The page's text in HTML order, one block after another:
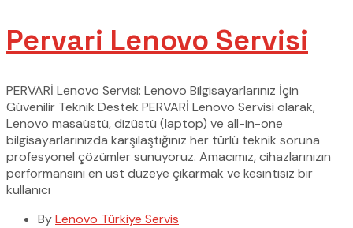
Pervari Lenovo Servisi
PERVARİ Lenovo Servisi: Lenovo Bilgisayarlarınız İçin
Güvenilir Teknik Destek PERVARİ Lenovo Servisi olarak,
Lenovo masaüstü, dizüstü (laptop) ve all-in-one
bilgisayarlarınızda karşılaştığınız her türlü teknik soruna
profesyonel çözümler sunuyoruz. Amacımız, cihazlarınızın
performansını en üst düzeye çıkarmak ve kesintisiz bir
kullanıcı
ByLenovo Türkiye Servis